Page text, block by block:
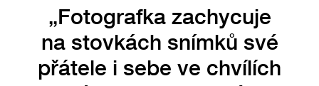
„Fotografka zachycuje
na stovkách snímků své
přátele i sebe ve chvílích